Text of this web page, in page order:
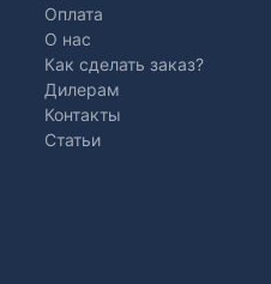
Оплата
О нас
Как сделать заказ?
Дилерам
Контакты
Статьи